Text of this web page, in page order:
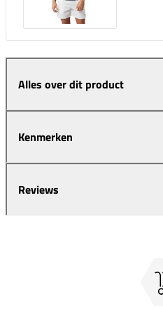
Alles over dit product
Kenmerken
Reviews